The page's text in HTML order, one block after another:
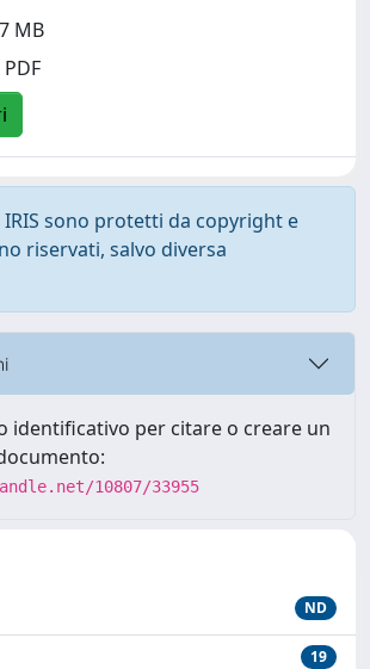
MB
sono protetti da copyright e
riservati, salvo diversa
identificativo per citare o creare un
10807/33955
ND
19